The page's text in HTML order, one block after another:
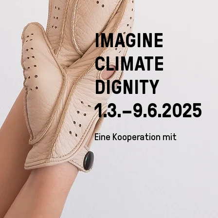
IMAGINE
CLIMATE
DIGNITY
1.3.–9.6.2025
Eine Kooperation mit